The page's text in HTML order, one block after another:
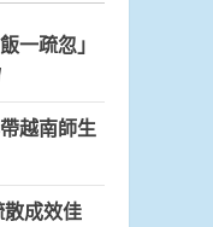
一疏忽」
越南師生
成效佳